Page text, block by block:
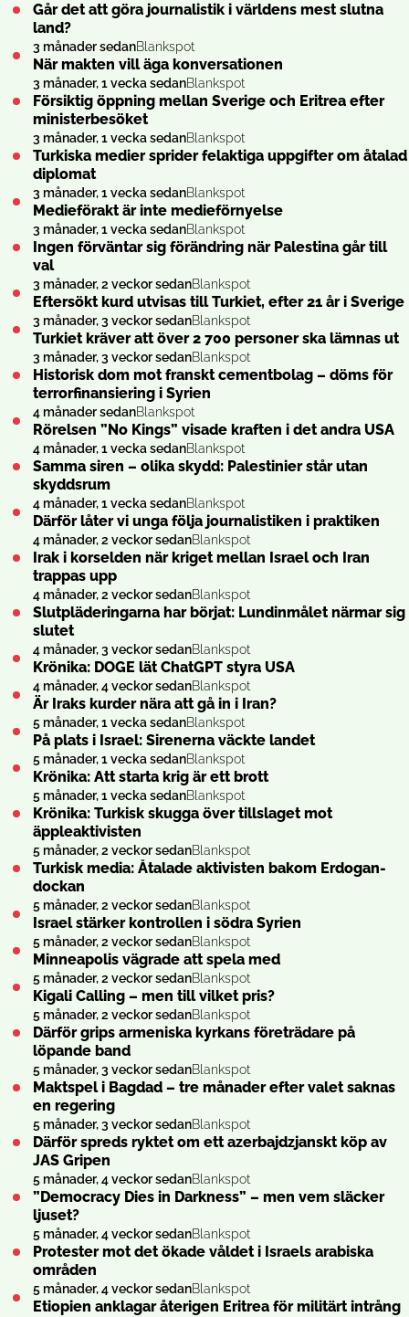
Går det att göra journalistik i världens mest slutna
land?
3 månader sedanBlankspot
När makten vill äga konversationen
3 månader, 1 vecka sedanBlankspot
Försiktig öppning mellan Sverige och Eritrea efter
ministerbesöket
3 månader, 1 vecka sedanBlankspot
Turkiska medier sprider felaktiga uppgifter om åtalad
diplomat
3 månader, 1 vecka sedanBlankspot
Medieförakt är inte medieförnyelse
3 månader, 1 vecka sedanBlankspot
Ingen förväntar sig förändring när Palestina går till
val
3 månader, 2 veckor sedanBlankspot
Eftersökt kurd utvisas till Turkiet, efter 21 år i Sverige
3 månader, 3 veckor sedanBlankspot
Turkiet kräver att över 2 700 personer ska lämnas ut
3 månader, 3 veckor sedanBlankspot
Historisk dom mot franskt cementbolag – döms för
terrorfinansiering i Syrien
4 månader sedanBlankspot
Rörelsen ”No Kings” visade kraften i det andra USA
4 månader, 1 vecka sedanBlankspot
Samma siren – olika skydd: Palestinier står utan
skyddsrum
4 månader, 1 vecka sedanBlankspot
Därför låter vi unga följa journalistiken i praktiken
4 månader, 2 veckor sedanBlankspot
Irak i korselden när kriget mellan Israel och Iran
trappas upp
4 månader, 2 veckor sedanBlankspot
Slutpläderingarna har börjat: Lundinmålet närmar sig
slutet
4 månader, 3 veckor sedanBlankspot
Krönika: DOGE lät ChatGPT styra USA
4 månader, 4 veckor sedanBlankspot
Är Iraks kurder nära att gå in i Iran?
5 månader, 1 vecka sedanBlankspot
På plats i Israel: Sirenerna väckte landet
5 månader, 1 vecka sedanBlankspot
Krönika: Att starta krig är ett brott
5 månader, 1 vecka sedanBlankspot
Krönika: Turkisk skugga över tillslaget mot
äppleaktivisten
5 månader, 2 veckor sedanBlankspot
Turkisk media: Åtalade aktivisten bakom Erdogan-
dockan
5 månader, 2 veckor sedanBlankspot
Israel stärker kontrollen i södra Syrien
5 månader, 2 veckor sedanBlankspot
Minneapolis vägrade att spela med
5 månader, 2 veckor sedanBlankspot
Kigali Calling – men till vilket pris?
5 månader, 2 veckor sedanBlankspot
Därför grips armeniska kyrkans företrädare på
löpande band
5 månader, 3 veckor sedanBlankspot
Maktspel i Bagdad – tre månader efter valet saknas
en regering
5 månader, 3 veckor sedanBlankspot
Därför spreds ryktet om ett azerbajdzjanskt köp av
JAS Gripen
5 månader, 4 veckor sedanBlankspot
”Democracy Dies in Darkness” – men vem släcker
ljuset?
5 månader, 4 veckor sedanBlankspot
Protester mot det ökade våldet i Israels arabiska
områden
5 månader, 4 veckor sedanBlankspot
Etiopien anklagar återigen Eritrea för militärt intrång